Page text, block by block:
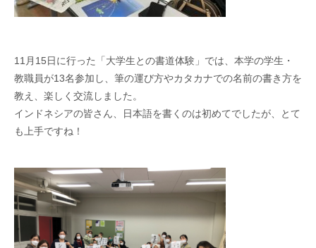
11月15日に行った「大学生との書道体験」では、本学の学生・
教職員が13名参加し、筆の運び方やカタカナでの名前の書き方を
教え、楽しく交流しました。
インドネシアの皆さん、日本語を書くのは初めてでしたが、とて
も上手ですね！